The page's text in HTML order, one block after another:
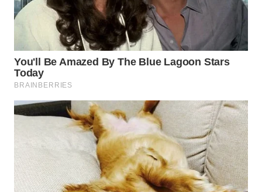
WAHANA
WAHANA
PERSONA
WAHANA
OTOMOTIF
WAHANA
WAHANA